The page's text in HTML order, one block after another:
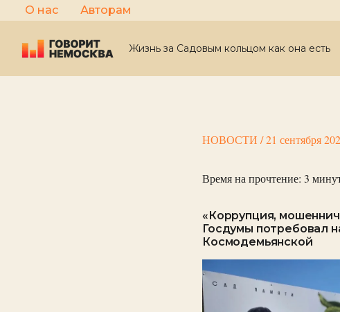
Перейти
к
содержимому
О нас Авторам
Жизнь за Садовым кольцом как она есть
НОВОСТИ /21 сентября
Время на прочтение: 3
«Коррупция,
Госдумы потребовал
Космодемьянской